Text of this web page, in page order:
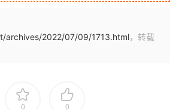
archives/2022/07/09/1713.html，转载
0 0